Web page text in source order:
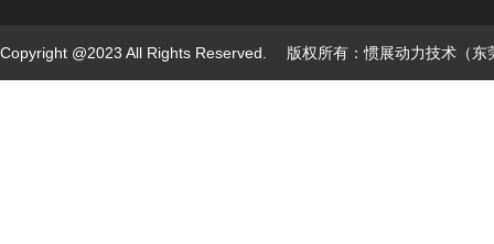
Copyright @2023 All Rights Reserved. 版权所有：惯展动力技术（东